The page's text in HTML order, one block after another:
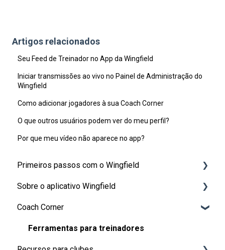
Artigos relacionados
Seu Feed de Treinador no App da Wingfield
Iniciar transmissões ao vivo no Painel de Administração do
Wingfield
Como adicionar jogadores à sua Coach Corner
O que outros usuários podem ver do meu perfil?
Por que meu vídeo não aparece no app?
Primeiros passos com o Wingfield
Antes da sua primeira sessão
Na quadra
Sobre o aplicativo Wingfield
👤 Conta e funções
💬 Dúvidas frequentes no app
Coach Corner
Ferramentas para treinadores